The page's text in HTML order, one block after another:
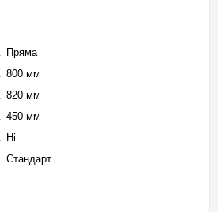
Пряма
800 мм
820 мм
450 мм
Ні
Стандарт